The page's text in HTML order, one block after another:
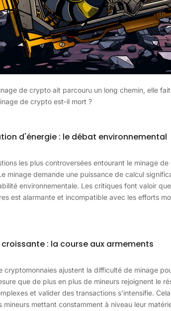
de crypto ait parcouru un long chemin, elle
de crypto est-il mort ?
d'énergie : le débat environnemental
les plus controversées entourant le minage
minage demande une puissance de calcul
environnementale. Les critiques font valoir
est alarmante et incompatible avec les efforts
: la course aux armements
cryptomonnaies ajustent la difficulté de minage
que de plus en plus de mineurs rejoignent le
et valider des transactions s’intensifie.
mineurs mettant constamment à niveau leur